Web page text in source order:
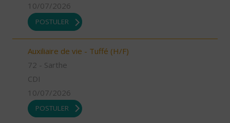
10/07/2026
POSTULER
Auxiliaire de vie - Tuffé (H/F)
72 - Sarthe
CDI
10/07/2026
POSTULER